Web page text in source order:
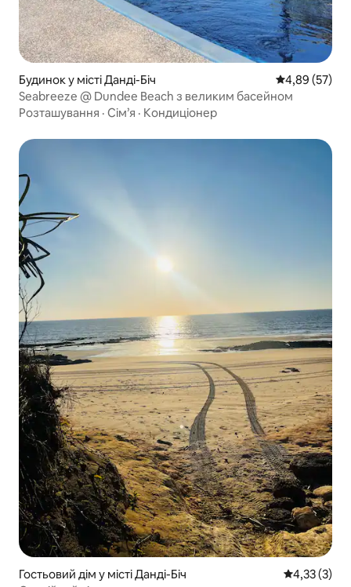
Будинок у місті Данді-Біч Середня
4,89 (57)
Seabreeze @ Dundee Beach з великим басейном
Розташування · Сім’я · Кондиціонер
Гостьовий дім у місті Данді-Біч Середня
4,33 (3)